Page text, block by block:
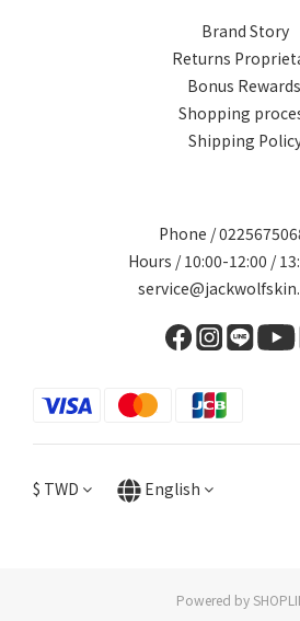
Brand Story
Returns
Bonus Rewards
Shopping
Shipping
Phone /
Hours / 10:00-12:00 /
$ TWD English
Powered by